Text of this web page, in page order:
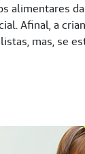
alimentares
Afinal, a
mas, se